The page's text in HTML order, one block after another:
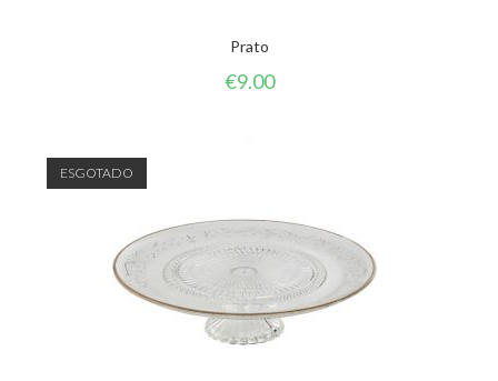
Prato
€9.00
ESGOTADO